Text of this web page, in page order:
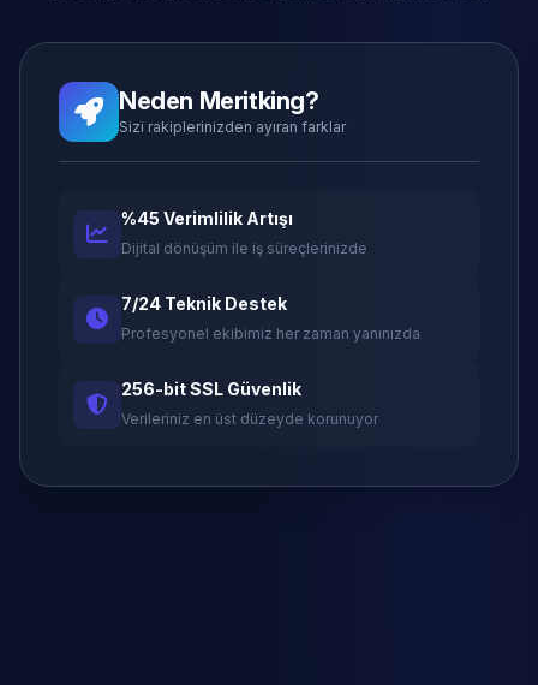
Neden Meritking?
Sizi rakiplerinizden ayıran farklar
%45 Verimlilik Artışı
Dijital dönüşüm ile iş süreçlerinizde
7/24 Teknik Destek
Profesyonel ekibimiz her zaman yanınızda
256-bit SSL Güvenlik
Verileriniz en üst düzeyde korunuyor